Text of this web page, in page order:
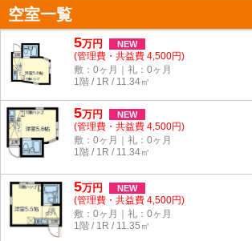
空室一覧
5万円 NEW
(管理費・共益費 4,500円)
敷：0ヶ月｜礼：0ヶ月
1階 / 1R / 11.34㎡
5万円 NEW
(管理費・共益費 4,500円)
敷：0ヶ月｜礼：0ヶ月
1階 / 1R / 11.34㎡
5万円 NEW
(管理費・共益費 4,500円)
敷：0ヶ月｜礼：0ヶ月
1階 / 1R / 11.35㎡